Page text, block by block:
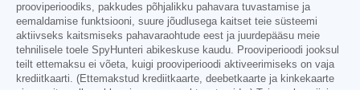
prooviperioodiks, pakkudes põhjalikku pahavara tuvastamise ja
eemaldamise funktsiooni, suure jõudlusega kaitset teie süsteemi
aktiivseks kaitsmiseks pahavaraohtude eest ja juurdepääsu meie
tehnilisele toele SpyHunteri abikeskuse kaudu. Prooviperioodi jooksul
teilt ettemaksu ei võeta, kuigi prooviperioodi aktiveerimiseks on vaja
krediitkaarti. (Ettemakstud krediitkaarte, deebetkaarte ja kinkekaarte